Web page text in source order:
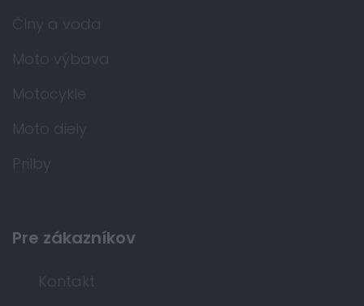
Člny a voda
Moto výbava
Motocykle
Moto diely
Prilby
Pre zákazníkov
Kontakt